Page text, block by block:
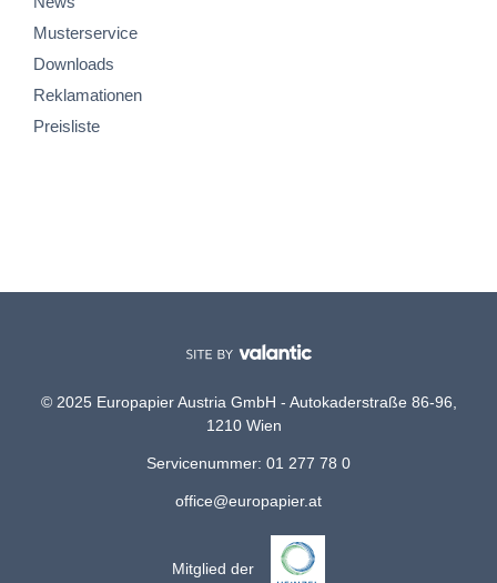
Musterservice
Downloads
Reklamationen
Preisliste
© 2025 Europapier Austria GmbH - Autokaderstraße 86-96,
1210 Wien
Servicenummer: 01 277 78 0
office@europapier.at
Mitglied der